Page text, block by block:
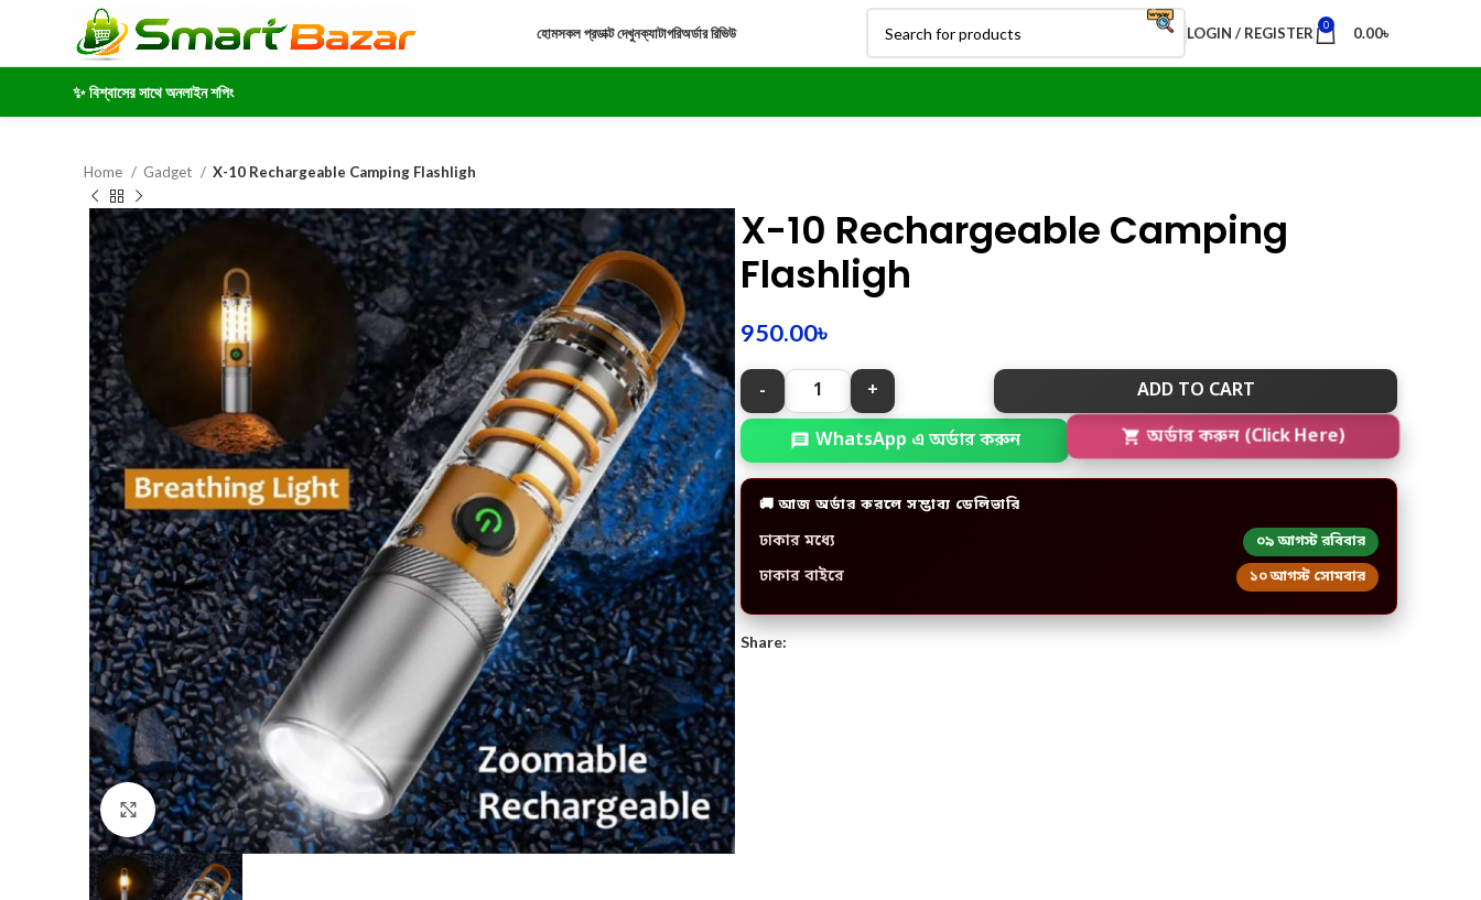
হোমসকল প্রডাক্ট দেখুনক্যাটাগরিঅর্ডার রিভিউ LOGIN / REGISTER 0 0.00৳
✨ বিশ্বাসের সাথে অনলাইন শপিং
Home Gadget X-10 Rechargeable Camping Flashligh
Click to enlarge
X-10 Rechargeable Camping
Flashligh
950.00৳
ADD TO CART
WhatsApp এ অর্ডার করুন অর্ডার করুন (Click Here)
🚚 আজ অর্ডার করলে সম্ভাব্য ডেলিভারি
ঢাকার মধ্যে ০৯ আগস্ট রবিবার
ঢাকার বাইরে ১০ আগস্ট সোমবার
Share: